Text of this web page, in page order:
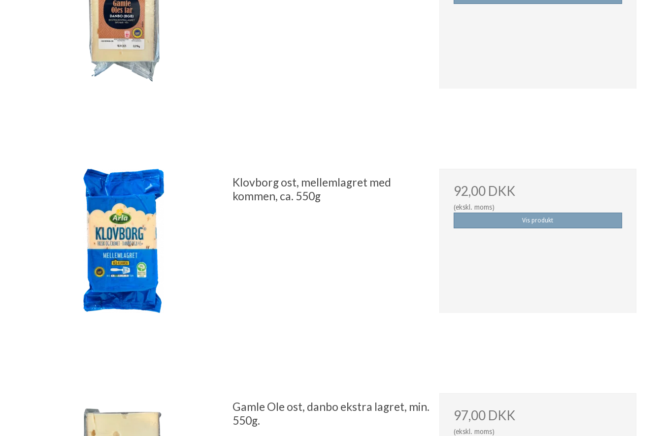
Klovborg ost, mellemlagret med
kommen, ca. 550g
92,00 DKK
(ekskl. moms)
Vis produkt
Gamle Ole ost, danbo ekstra lagret, min.
550g.
97,00 DKK
(ekskl. moms)